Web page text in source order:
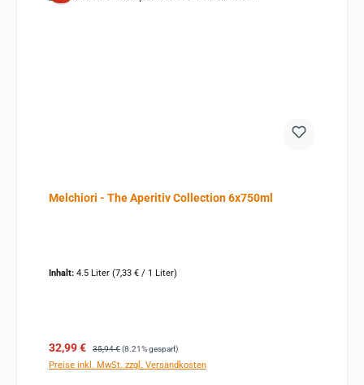
Melchiori - The Aperitiv Collection 6x750ml
Inhalt: 4.5 Liter (7,33 € / 1 Liter)
Verkaufspreis:
32,99 € Regulärer Preis:
35,94 € (8.21% gespart)
Preise inkl. MwSt. zzgl. Versandkosten